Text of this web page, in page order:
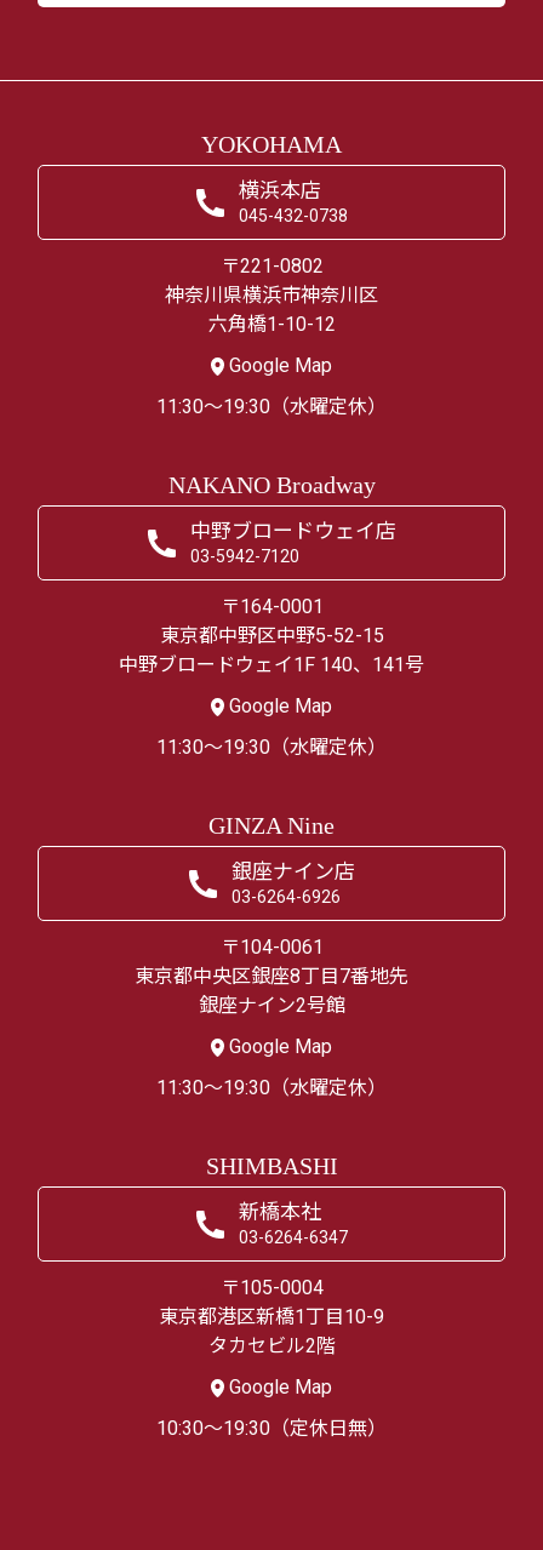
YOKOHAMA
横浜本店
045-432-0738
〒221-0802
神奈川県横浜市神奈川区
六角橋1-10-12
Google Map
11:30～19:30（水曜定休）
NAKANO Broadway
中野ブロードウェイ店
03-5942-7120
〒164-0001
東京都中野区中野5-52-15
中野ブロードウェイ1F 140、141号
Google Map
11:30～19:30（水曜定休）
GINZA Nine
銀座ナイン店
03-6264-6926
〒104-0061
東京都中央区銀座8丁目7番地先
銀座ナイン2号館
Google Map
11:30～19:30（水曜定休）
SHIMBASHI
新橋本社
03-6264-6347
〒105-0004
東京都港区新橋1丁目10-9
タカセビル2階
Google Map
10:30～19:30（定休日無）